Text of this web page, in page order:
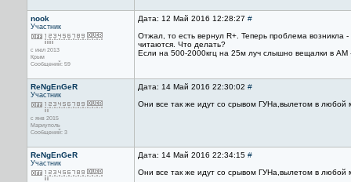
nook
Участник
с июл 2013
Крым
Сообщений: 59
Дата: 12 Май 2016 12:28:27 #
Отжал, то есть вернул R+. Теперь проблема
читаются. Что делать?
Если на 500-2000кгц на 25м луч слышно вещалки в АМ
ReNgEnGeR
Участник
с янв 2015
Мариуполь
Сообщений: 3
Дата: 14 Май 2016 22:30:02 #
Они все так же идут со срывом ГУНа,вылетом в любой
ReNgEnGeR
Участник
Дата: 14 Май 2016 22:34:15 #
Они все так же идут со срывом ГУНа,вылетом в любой